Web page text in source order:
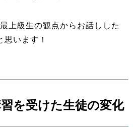
上級生の観点からお話しした
思います！
を受けた生徒の変化